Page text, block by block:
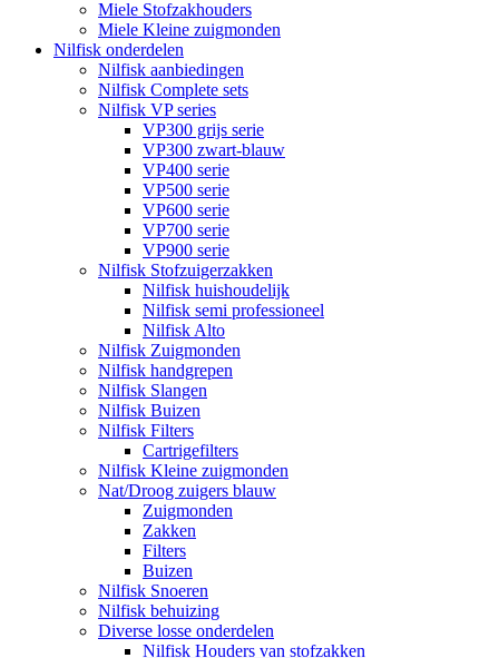
Miele Stofzakhouders
Miele Kleine zuigmonden
Nilfisk onderdelen
Nilfisk aanbiedingen
Nilfisk Complete sets
Nilfisk VP series
VP300 grijs serie
VP300 zwart-blauw
VP400 serie
VP500 serie
VP600 serie
VP700 serie
VP900 serie
Nilfisk Stofzuigerzakken
Nilfisk huishoudelijk
Nilfisk semi professioneel
Nilfisk Alto
Nilfisk Zuigmonden
Nilfisk handgrepen
Nilfisk Slangen
Nilfisk Buizen
Nilfisk Filters
​Cartrigefilters
Nilfisk Kleine zuigmonden
Nat/Droog zuigers blauw
Zuigmonden
Zakken
Filters
Buizen
Nilfisk Snoeren
Nilfisk behuizing
Diverse losse onderdelen
Nilfisk Houders van stofzakken